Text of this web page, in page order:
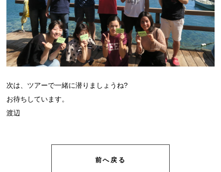
次は、ツアーで一緒に潜りましょうね?
お待ちしています。
渡辺
前へ戻る